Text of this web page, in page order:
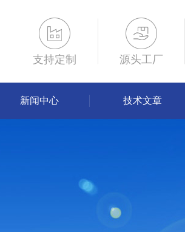
支持定制 源头工厂
新闻中心 技术文章